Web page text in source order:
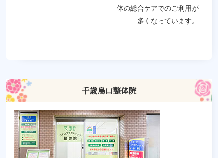
ー
シ
ョ
ン
体の総合ケアでのご利用が
多くなっています。
千歳烏山整体院